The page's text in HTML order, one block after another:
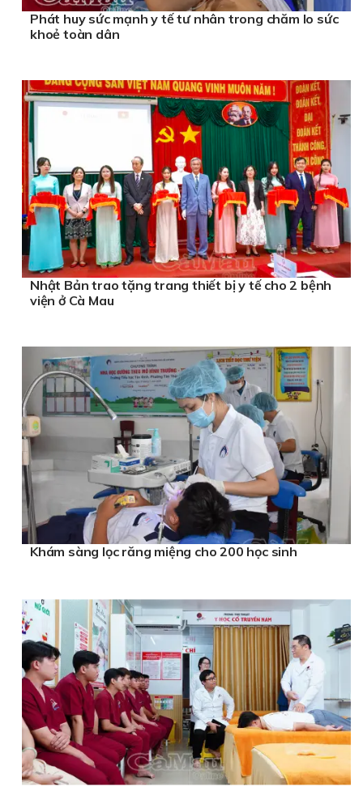
Phát huy sức mạnh y tế tư nhân trong chăm lo sức
khoẻ toàn dân
Nhật Bản trao tặng trang thiết bị y tế cho 2 bệnh
viện ở Cà Mau
Khám sàng lọc răng miệng cho 200 học sinh